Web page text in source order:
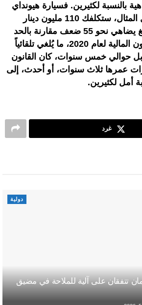
بالنسبة لكثيرين. فسيارة هيونداي
يدوية جي ال سي عمرها ثلاثة عشر عاما، على سبيل المثال، ستكلفك 110 مليون دينار
جزائري، أي ما يربو على خمسة آلاف دولار.هذا المبلغ يضاهي نحو 55 ضعف مقارنة بالحد
الأدنى القانوني للأجر او المرتب الشهري حسب القانون المالية لعام 2020، ما يُلغي تلقائياً
حوالي خمس سنوات، كان القانون
عمرها ثلاث سنوات، أو أحدث، إلى
غرد
دولية
تتفقان على آلية للملاحة في مضيق